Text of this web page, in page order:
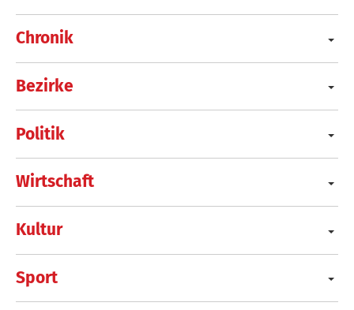
Chronik
Bezirke
Politik
Wirtschaft
Kultur
Sport